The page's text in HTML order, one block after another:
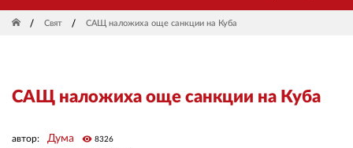
Свят САЩ наложиха още санкции на Куба
САЩ наложиха още санкции на Куба
автор: Дума visibility 8326
ДРУГИ